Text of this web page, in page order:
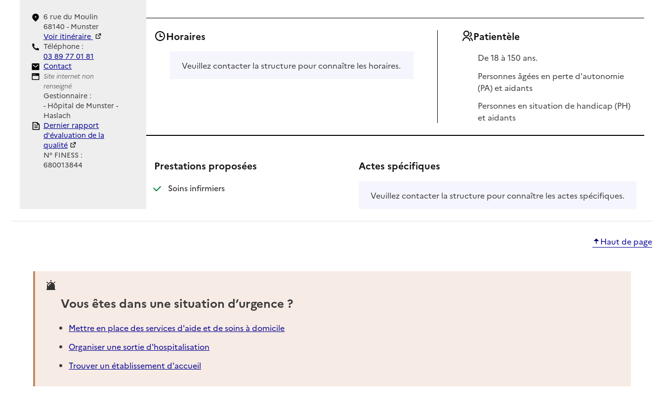
6 rue du Moulin
68140 - Munster
Voir itinéraire
Téléphone :
03 89 77 01 81
Contact
Contact
Site Internet
Site internet non
renseigné
Gestionnaire :
- Hôpital de Munster -
Haslach
Rapport HAS
Dernier rapport
d'évaluation de la
qualité
N° FINESS :
680013844
Horaires
Veuillez contacter la structure pour connaître les horaires.
Patientèle
De 18 à 150 ans.
Personnes âgées en perte d'autonomie
(PA) et aidants
Personnes en situation de handicap (PH)
et aidants
Prestations proposées
Soins infirmiers: disponible
: non disponible
Actes spécifiques
Veuillez contacter la structure pour connaître les actes spécifiques.
Haut de page
Vous êtes dans une situation d’urgence ?
Mettre en place des services d'aide et de soins à domicile
Organiser une sortie d'hospitalisation
Trouver un établissement d'accueil